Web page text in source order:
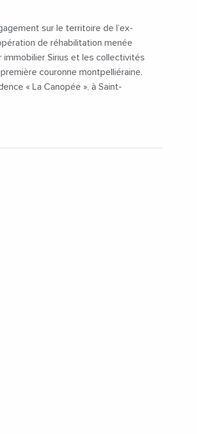
sur le territoire de l’ex-
de réhabilitation menée
Sirius et les collectivités
couronne montpelliéraine.
« La Canopée », à Saint-